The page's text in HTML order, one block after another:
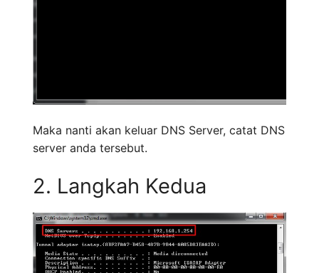
Maka nanti akan keluar DNS Server, catat DNS
server anda tersebut.
2. Langkah Kedua